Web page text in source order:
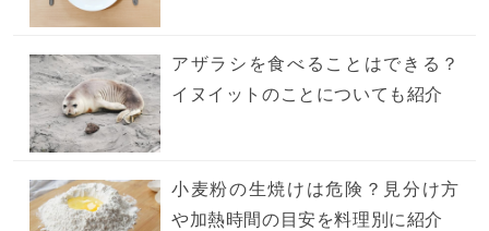
アザラシを食べることはできる？
イヌイットのことについても紹介
小麦粉の生焼けは危険？見分け方
や加熱時間の目安を料理別に紹介